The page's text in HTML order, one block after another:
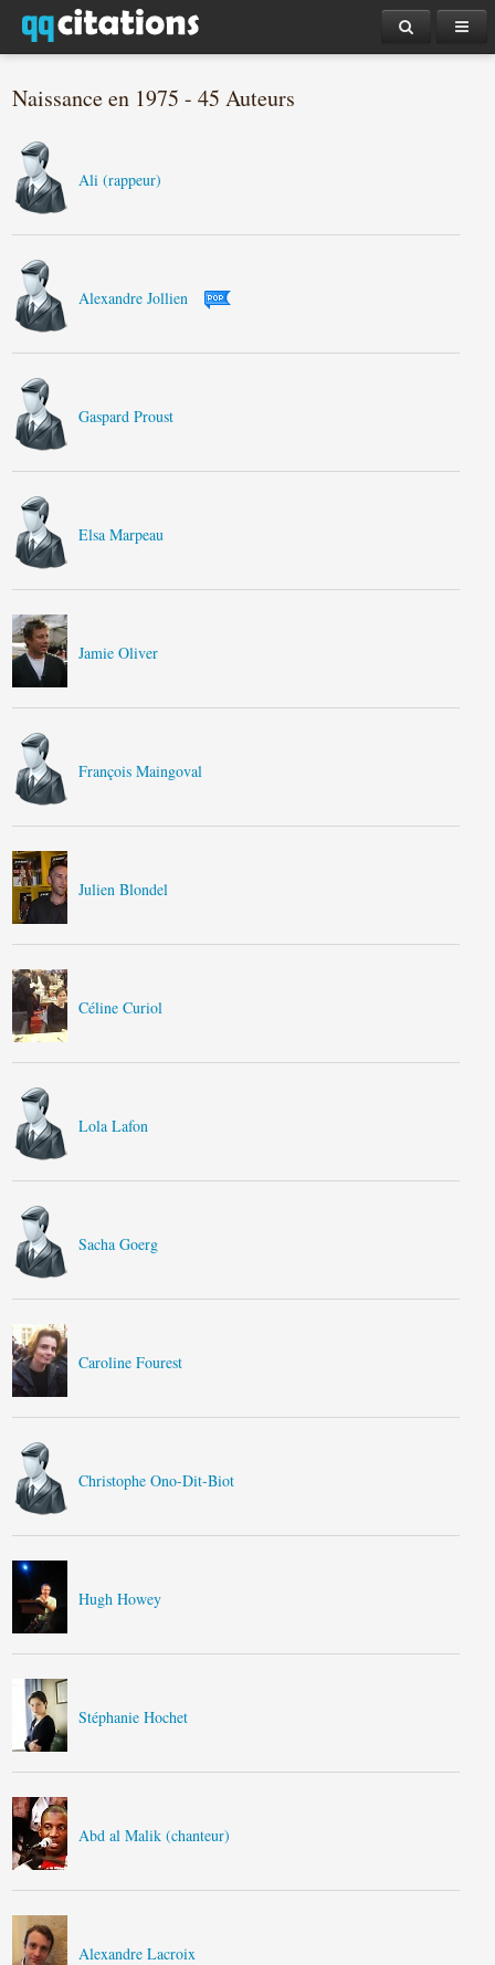
Naissance en 1975 - 45 Auteurs
Ali (rappeur)
Alexandre Jollien
Gaspard Proust
Elsa Marpeau
Jamie Oliver
François Maingoval
Julien Blondel
Céline Curiol
Lola Lafon
Sacha Goerg
Caroline Fourest
Christophe Ono-Dit-Biot
Hugh Howey
Stéphanie Hochet
Abd al Malik (chanteur)
Alexandre Lacroix